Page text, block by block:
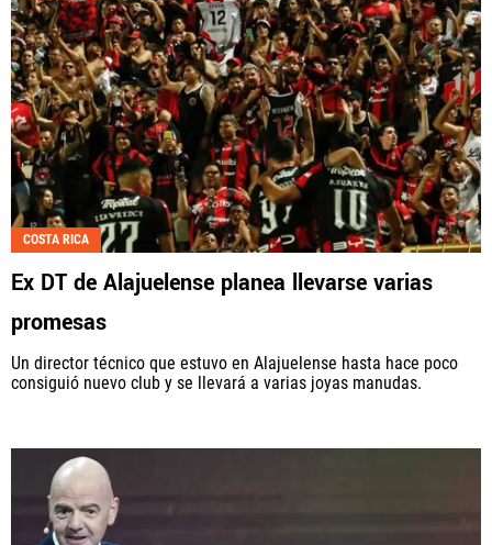
COSTA RICA
Ex DT de Alajuelense planea llevarse varias
promesas
Un director técnico que estuvo en Alajuelense hasta hace poco
consiguió nuevo club y se llevará a varias joyas manudas.